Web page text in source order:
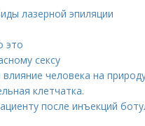
лазерной эпиляции
это
сексу
человека на
клетчатка.
после инъекций